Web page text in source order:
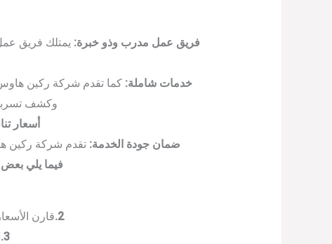
فريق عمل مدرب وذو خبرة: يمتلك فريق
خدمات شاملة: كما تقدم شركة ركين
وكشف
أسعار
ضمان جودة الخدمة: تقدم شركة ركين
فيما يلي
2. قارن
3.